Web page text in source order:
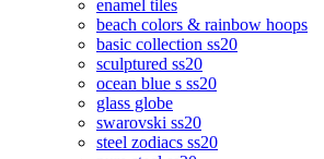
enamel tiles
beach colors & rainbow hoops
basic collection ss20
sculptured ss20
ocean blue s ss20
glass globe
swarovski ss20
steel zodiacs ss20